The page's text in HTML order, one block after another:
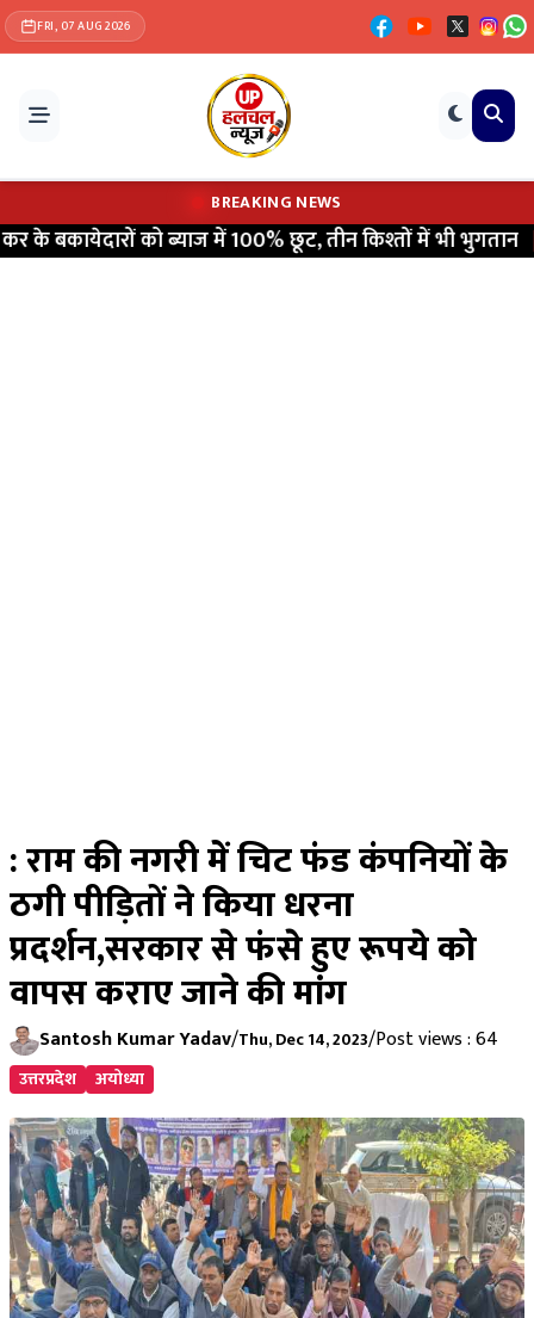
FRI, 07 AUG 2026
BREAKING NEWS
को ब्याज में 100% छूट, तीन किश्तों में भी भुगतान |
: राम की नगरी में चिट फंड कंपनियों के
ठगी पीड़ितों ने किया धरना
प्रदर्शन,सरकार से फंसे हुए रूपये को
वापस कराए जाने की मांग
Santosh Kumar Yadav/Thu, Dec 14, 2023/Post views : 64
उत्तरप्रदेश अयोध्या